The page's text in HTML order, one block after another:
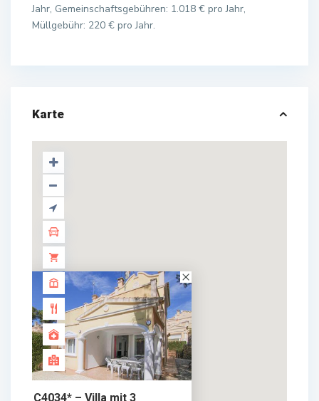
Jahr, Gemeinschaftsgebühren: 1.018 € pro Jahr,
Müllgebühr: 220 € pro Jahr.
Karte
C4034* – Villa mit 3